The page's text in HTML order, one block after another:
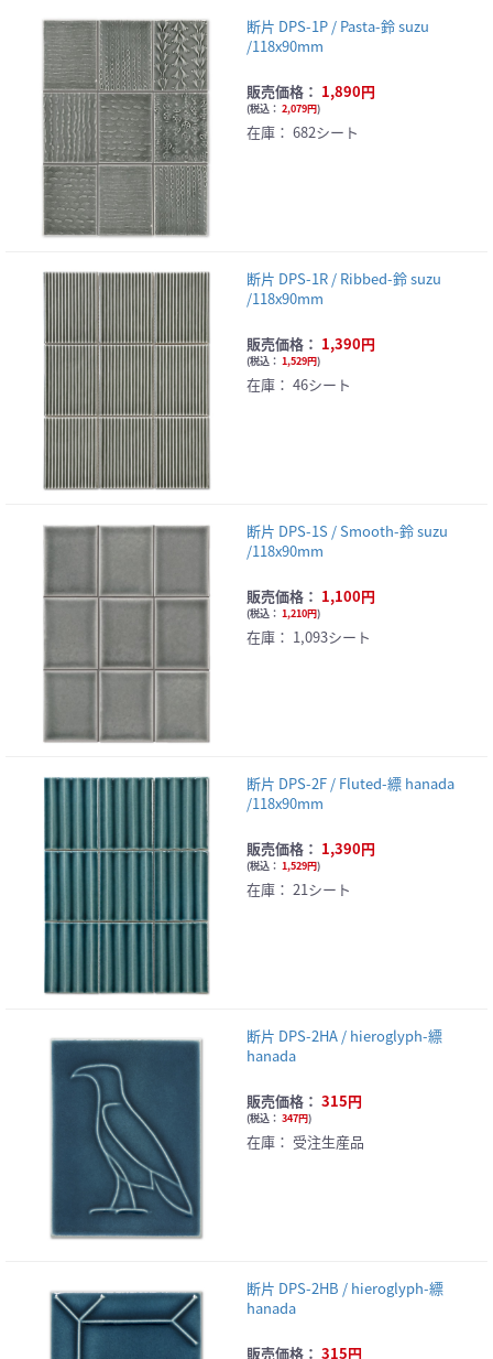
断片 DPS-1P / Pasta-鈴 suzu
/118x90mm
販売価格： 1,890円
(税込： 2,079円)
在庫： 682シート
断片 DPS-1R / Ribbed-鈴 suzu
/118x90mm
販売価格： 1,390円
(税込： 1,529円)
在庫： 46シート
断片 DPS-1S / Smooth-鈴 suzu
/118x90mm
販売価格： 1,100円
(税込： 1,210円)
在庫： 1,093シート
断片 DPS-2F / Fluted-縹 hanada
/118x90mm
販売価格： 1,390円
(税込： 1,529円)
在庫： 21シート
断片 DPS-2HA / hieroglyph-縹
hanada
販売価格： 315円
(税込： 347円)
在庫： 受注生産品
断片 DPS-2HB / hieroglyph-縹
hanada
販売価格： 315円